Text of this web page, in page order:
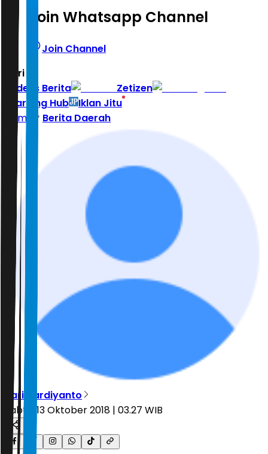
Join Whatsapp Channel
Join Channel
Hari ini
Indeks Berita
Zetizen
Learning Hub
Iklan Jitu
Home
Berita Daerah
Sari Hardiyanto
Sabtu, 13 Oktober 2018 | 03.27 WIB